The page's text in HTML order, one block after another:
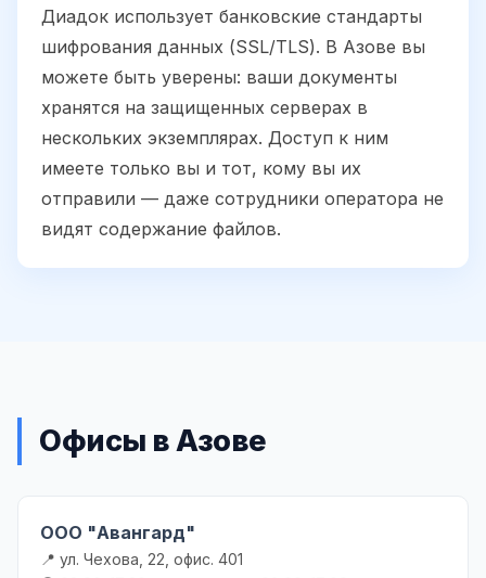
Диадок использует банковские стандарты
шифрования данных (SSL/TLS). В Азове вы
можете быть уверены: ваши документы
хранятся на защищенных серверах в
нескольких экземплярах. Доступ к ним
имеете только вы и тот, кому вы их
отправили — даже сотрудники оператора не
видят содержание файлов.
Офисы в Азове
ООО "Авангард"
📍 ул. Чехова, 22, офис. 401